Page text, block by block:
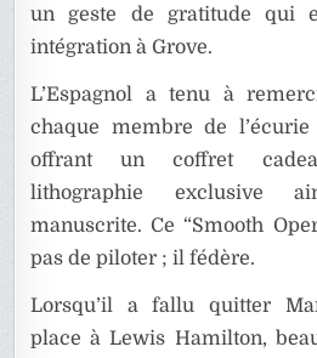
un geste de gratitude qui
intégration à Grove.
L’Espagnol a tenu à
chaque membre de
offrant un coffret
lithographie exclusive
manuscrite. Ce “Smooth
pas de piloter ; il fédère.
Lorsqu’il a fallu quitter
place à Lewis Hamilton,